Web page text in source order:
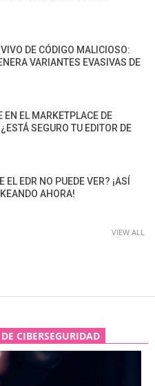
DE CÓDIGO MALICIOSO:
VARIANTES EVASIVAS DE
EN EL MARKETPLACE DE
SEGURO TU EDITOR DE
EL EDR NO PUEDE VER? ¡ASÍ
AHORA!
VIEW ALL
CIBERSEGURIDAD